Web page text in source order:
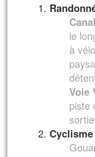
le
à
Voie
piste
Cyclisme